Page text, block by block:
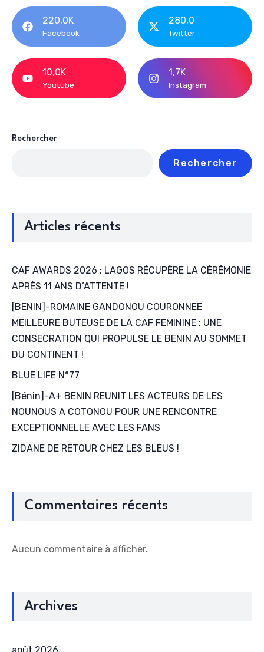
220,0K
Facebook
280,0
Twitter
10,0K
Youtube
1,7K
Instagram
Rechercher
Rechercher
Articles récents
CAF AWARDS 2026 : LAGOS RÉCUPÈRE LA CÉRÉMONIE
APRÈS 11 ANS D’ATTENTE !
[BENIN]-ROMAINE GANDONOU COURONNEE
MEILLEURE BUTEUSE DE LA CAF FEMININE : UNE
CONSECRATION QUI PROPULSE LE BENIN AU SOMMET
DU CONTINENT !
BLUE LIFE N°77
[Bénin]-A+ BENIN REUNIT LES ACTEURS DE LES
NOUNOUS A COTONOU POUR UNE RENCONTRE
EXCEPTIONNELLE AVEC LES FANS
ZIDANE DE RETOUR CHEZ LES BLEUS !
Commentaires récents
Aucun commentaire à afficher.
Archives